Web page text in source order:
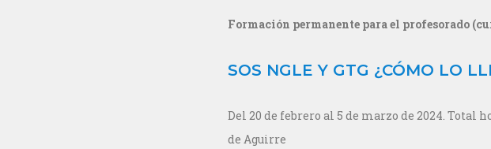
Formación permanente para el profesorado
SOS NGLE Y GTG ¿CÓMO LO
Del 20 de febrero al 5 de marzo de 2024. Total
de Aguirre